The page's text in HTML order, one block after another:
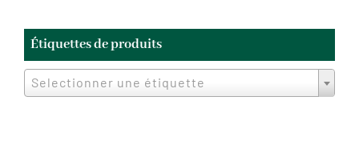
Étiquettes de produits
Selectionner une étiquette